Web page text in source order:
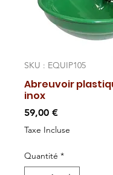
SKU : EQUIP105
Abreuvoir
inox
59,00 €Prix
Taxe Incluse
Quantité *